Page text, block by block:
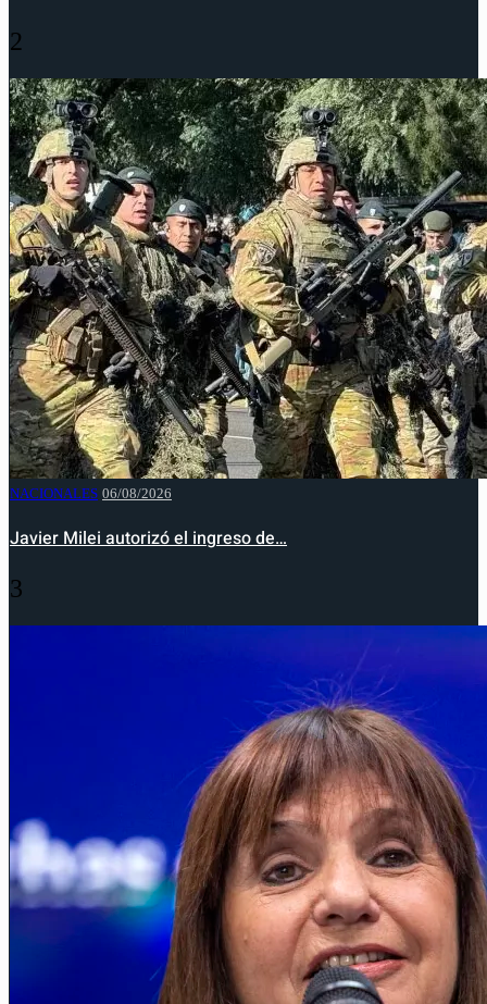
2
NACIONALES 06/08/2026
Javier Milei autorizó el ingreso de…
3